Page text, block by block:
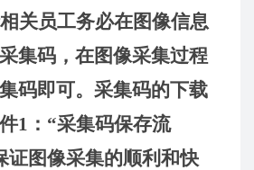
关员工务必在图像信息
集码，在图像采集过程
码即可。采集码的下载
1：“采集码保存流
证图像采集的顺利和快